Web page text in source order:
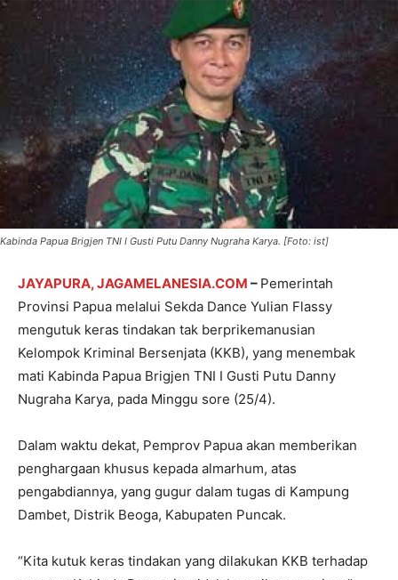
Kabinda Papua Brigjen TNI I Gusti Putu Danny Nugraha Karya. [Foto: ist]
JAYAPURA, JAGAMELANESIA.COM – Pemerintah
Provinsi Papua melalui Sekda Dance Yulian Flassy
mengutuk keras tindakan tak berprikemanusian
Kelompok Kriminal Bersenjata (KKB), yang menembak
mati Kabinda Papua Brigjen TNI I Gusti Putu Danny
Nugraha Karya, pada Minggu sore (25/4).
Dalam waktu dekat, Pemprov Papua akan memberikan
penghargaan khusus kepada almarhum, atas
pengabdiannya, yang gugur dalam tugas di Kampung
Dambet, Distrik Beoga, Kabupaten Puncak.
“Kita kutuk keras tindakan yang dilakukan KKB terhadap